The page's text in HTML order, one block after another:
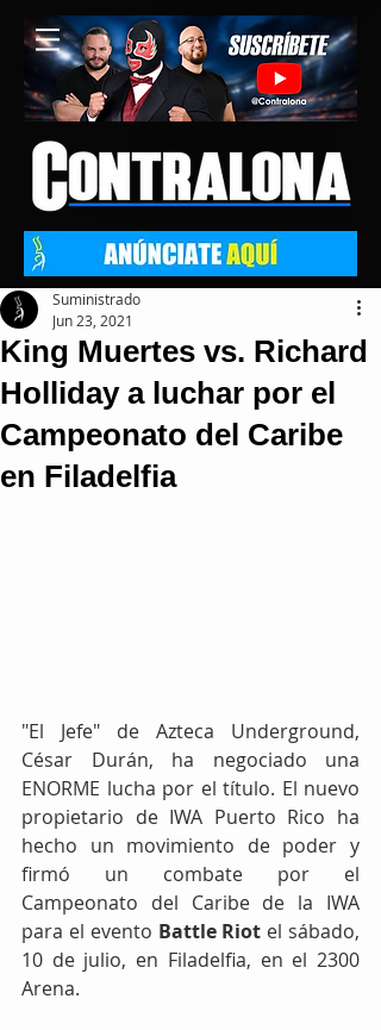
King Muertes vs. Richard
Holliday a luchar por el
Campeonato del Caribe
en Filadelfia
Suministrado
Jun 23, 2021
"El Jefe" de Azteca Underground,
César Durán, ha negociado una
ENORME lucha por el título. El nuevo
propietario de IWA Puerto Rico ha
hecho un movimiento de poder y
firmó un combate por el
Campeonato del Caribe de la IWA
para el evento Battle Riot el sábado,
10 de julio, en Filadelfia, en el 2300
Arena.